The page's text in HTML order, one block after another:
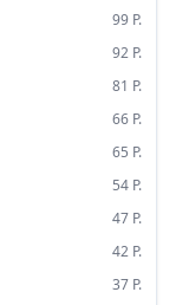
99 P.
92 P.
81 P.
66 P.
65 P.
54 P.
47 P.
42 P.
37 P.